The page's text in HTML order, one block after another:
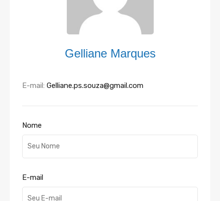
Gelliane Marques
E-mail: Gelliane.ps.souza@gmail.com
Nome
E-mail